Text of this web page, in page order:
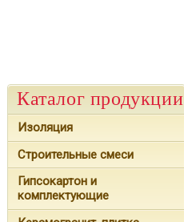
Каталог продукции
Изоляция
Строительные смеси
Гипсокартон и
комплектующие